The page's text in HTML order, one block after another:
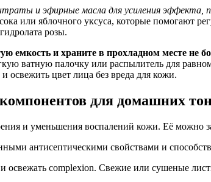
и эфирные масла для усиления
или яблочного уксуса, которые помогают
розы.
емкость и храните в прохладном месте не
ватную палочку или распылитель для
цвет лица без вреда для кожи.
для домашних
и уменьшения воспалений кожи. Её можно
антисептическими свойствами и
освежать complexion. Свежие или сушеные